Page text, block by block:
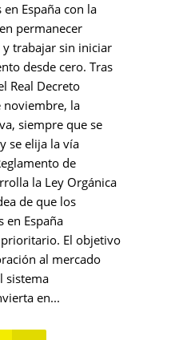
España con la
permanecer
y trabajar sin iniciar
desde cero. Tras
Real Decreto
la
siempre que se
se elija la vía
de
la Ley Orgánica
de que los
en España
El objetivo
al mercado
sistema
en...